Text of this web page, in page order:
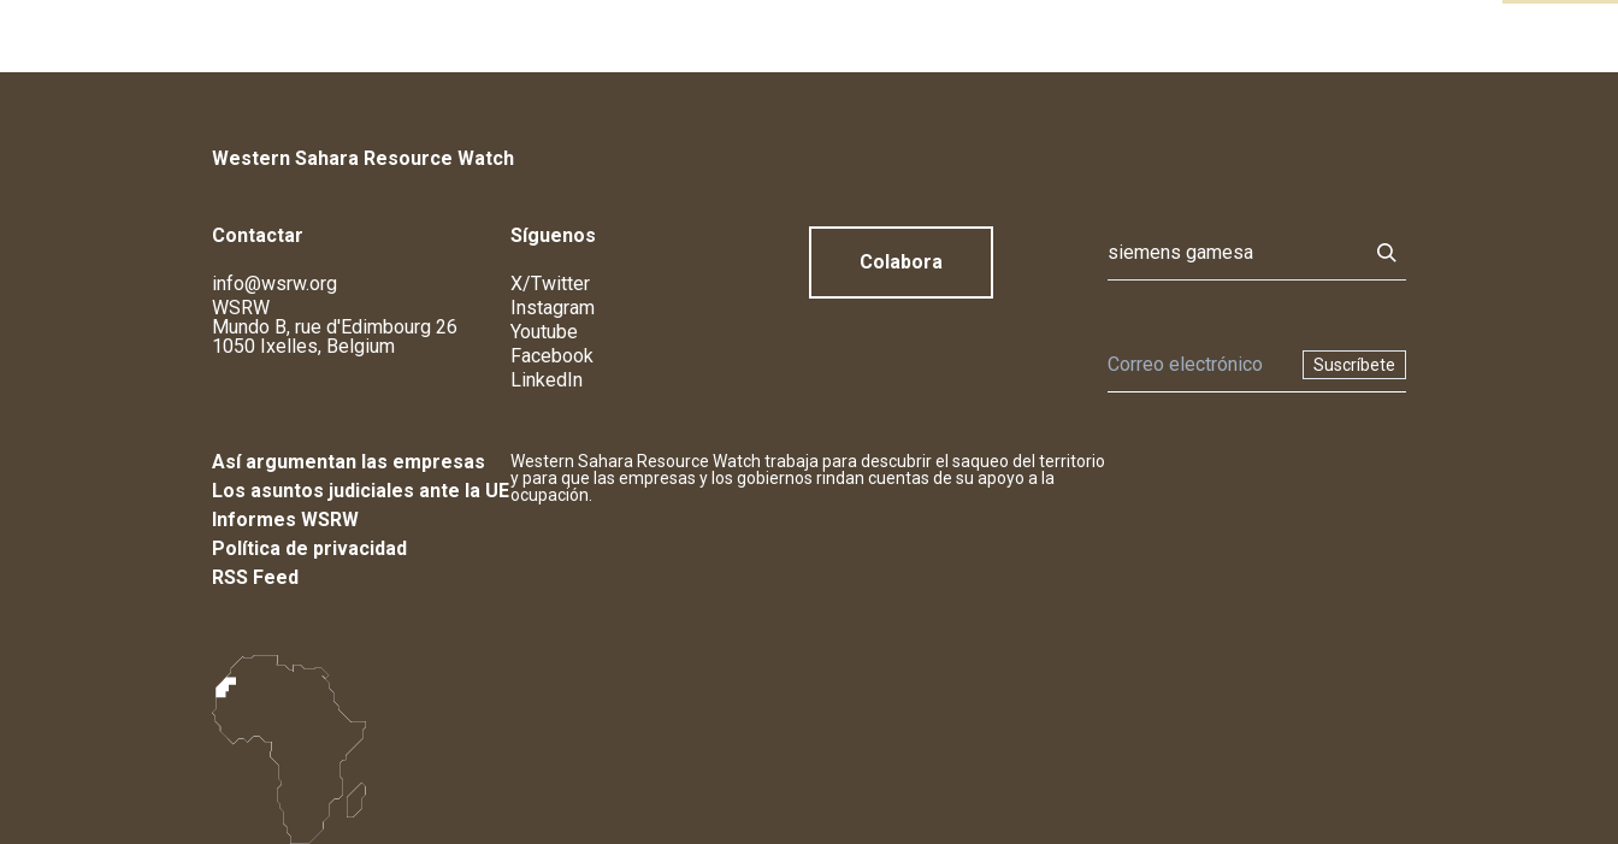
Western Sahara Resource Watch
Contactar
info@wsrw.org
WSRW
Mundo B, rue d'Edimbourg 26
1050 Ixelles, Belgium
Síguenos
X/Twitter
Instagram
Youtube
Facebook
LinkedIn
Colabora
Suscríbete
Así argumentan las empresas
Los asuntos judiciales ante la UE
Informes WSRW
Política de privacidad
RSS Feed
Western Sahara Resource Watch trabaja para descubrir el saqueo del territorio
y para que las empresas y los gobiernos rindan cuentas de su apoyo a la
ocupación.